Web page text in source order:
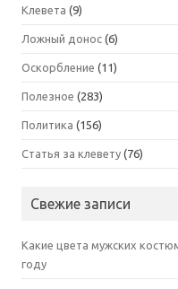
Клевета (9)
Ложный донос (6)
Оскорбление (11)
Полезное (283)
Политика (156)
Статья за клевету (76)
Свежие записи
Какие цвета мужских
году